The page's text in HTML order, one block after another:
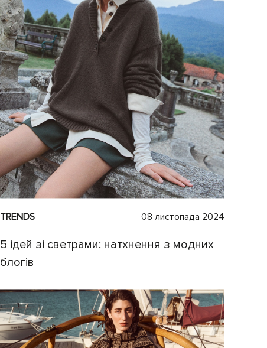
TRENDS 08 листопада 2024
5 ідей зі светрами: натхнення з модних
блогів